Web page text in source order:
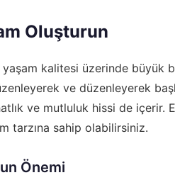
Oluşturun
kalitesi üzerinde büyük
ve düzenleyerek
ve mutluluk hissi de içerir.
tarzına sahip olabilirsiniz.
Önemi